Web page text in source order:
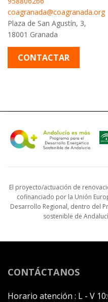
coagranada@coagranada.org
Plaza de San Agustín, 3,
18001 Granada
CONTACTAR
El proyecto/actuación de
cofinanciado por la Unión
Desarrollo Regional, dentro del
sostenible de
CONTÁCTANOS
Horario atención : L - V